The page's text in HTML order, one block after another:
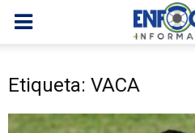
Etiqueta: VACA